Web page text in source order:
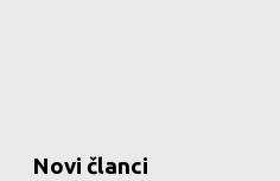
Novi članci